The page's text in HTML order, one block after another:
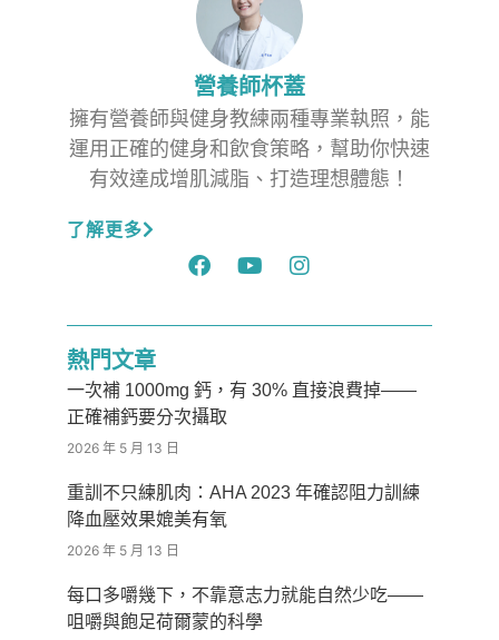
營養師杯蓋
擁有營養師與健身教練兩種專業執照，能
運用正確的健身和飲食策略，幫助你快速
有效達成增肌減脂、打造理想體態！
了解更多
熱門文章
一次補 1000mg 鈣，有 30% 直接浪費掉——
正確補鈣要分次攝取
2026 年 5 月 13 日
重訓不只練肌肉：AHA 2023 年確認阻力訓練
降血壓效果媲美有氧
2026 年 5 月 13 日
每口多嚼幾下，不靠意志力就能自然少吃——
咀嚼與飽足荷爾蒙的科學